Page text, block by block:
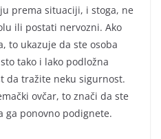
prema situaciji, i stoga, ne
ili postati nervozni. Ako
to ukazuje da ste osoba
tako i lako podložna
da tražite neku sigurnost.
ovčar, to znači da ste
ponovno podignete.